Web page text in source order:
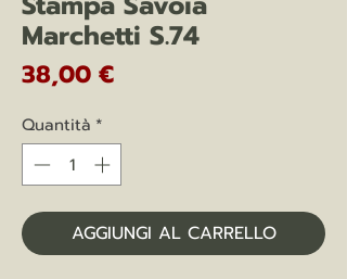
Marchetti S.74
38,00 €Prezzo
Quantità *
AGGIUNGI AL CARRELLO